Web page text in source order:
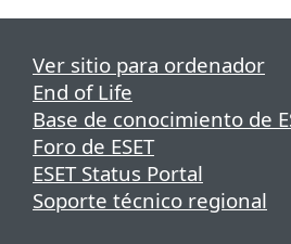
Ver sitio para ordenador
End of Life
Base de conocimiento de
Foro de ESET
ESET Status Portal
Soporte técnico regional